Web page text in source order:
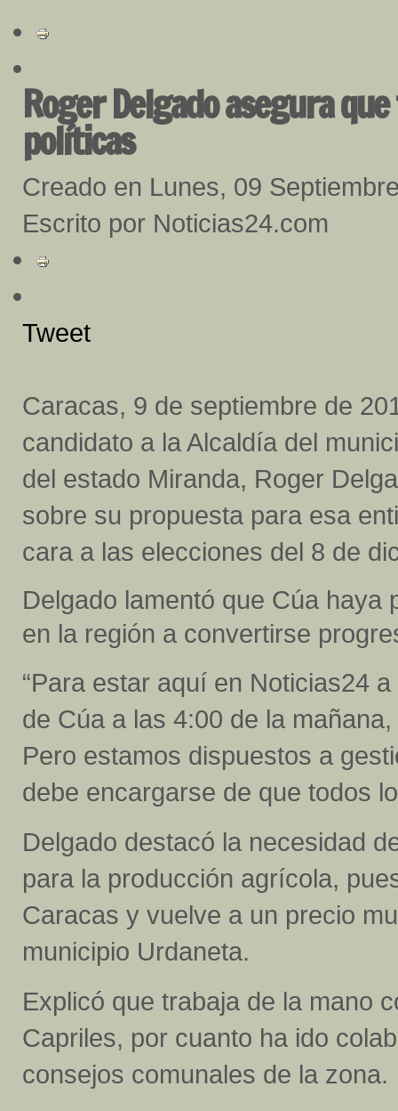
Roger Delgado asegura
políticas
Creado en Lunes, 09
Escrito por Noticias24.com
Tweet
Caracas, 9 de septiembre de
candidato a la Alcaldía del
del estado Miranda, Roger
sobre su propuesta para esa
cara a las elecciones del 8 de
Delgado lamentó que Cúa haya
en la región a convertirse
“Para estar aquí en Noticias24
de Cúa a las 4:00 de la
Pero estamos dispuestos a
debe encargarse de que todos
Delgado destacó la necesidad
para la producción agrícola,
Caracas y vuelve a un precio
municipio Urdaneta.
Explicó que trabaja de la mano
Capriles, por cuanto ha ido
consejos comunales de la zona.